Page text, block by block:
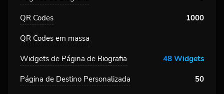
QR Codes 1000
QR Codes em massa
Widgets de Página de Biografia 48 Widgets
Página de Destino Personalizada 50